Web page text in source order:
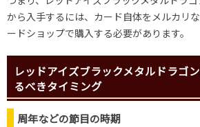
から入手するには、カード自体をメルカリ
ードショップで購入する必要があります。
レッドアイズブラックメタルドラゴ
るべきタイミング
周年などの節目の時期